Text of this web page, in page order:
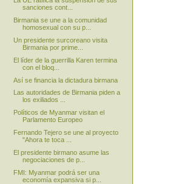
sanciones cont...
Birmania se une a la comunidad
homosexual con su p...
Un presidente surcoreano visita
Birmania por prime...
El líder de la guerrilla Karen termina
con el bloq...
Así se financia la dictadura birmana
Las autoridades de Birmania piden a
los exiliados ...
Políticos de Myanmar visitan el
Parlamento Europeo
Fernando Tejero se une al proyecto
"Ahora te toca ...
El presidente birmano asume las
negociaciones de p...
FMI: Myanmar podrá ser una
economía expansiva si p...